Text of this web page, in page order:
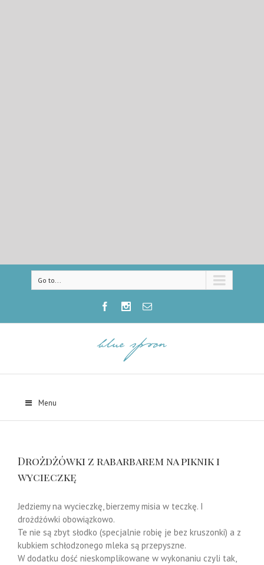
Go to...
Menu
Drożdżówki z rabarbarem na piknik i
wycieczkę
Jedziemy na wycieczkę, bierzemy misia w teczkę. I
drożdżówki obowiązkowo.
Te nie są zbyt słodko (specjalnie robię je bez kruszonki) a z
kubkiem schłodzonego mleka są przepyszne.
W dodatku dość nieskomplikowane w wykonaniu czyli tak,